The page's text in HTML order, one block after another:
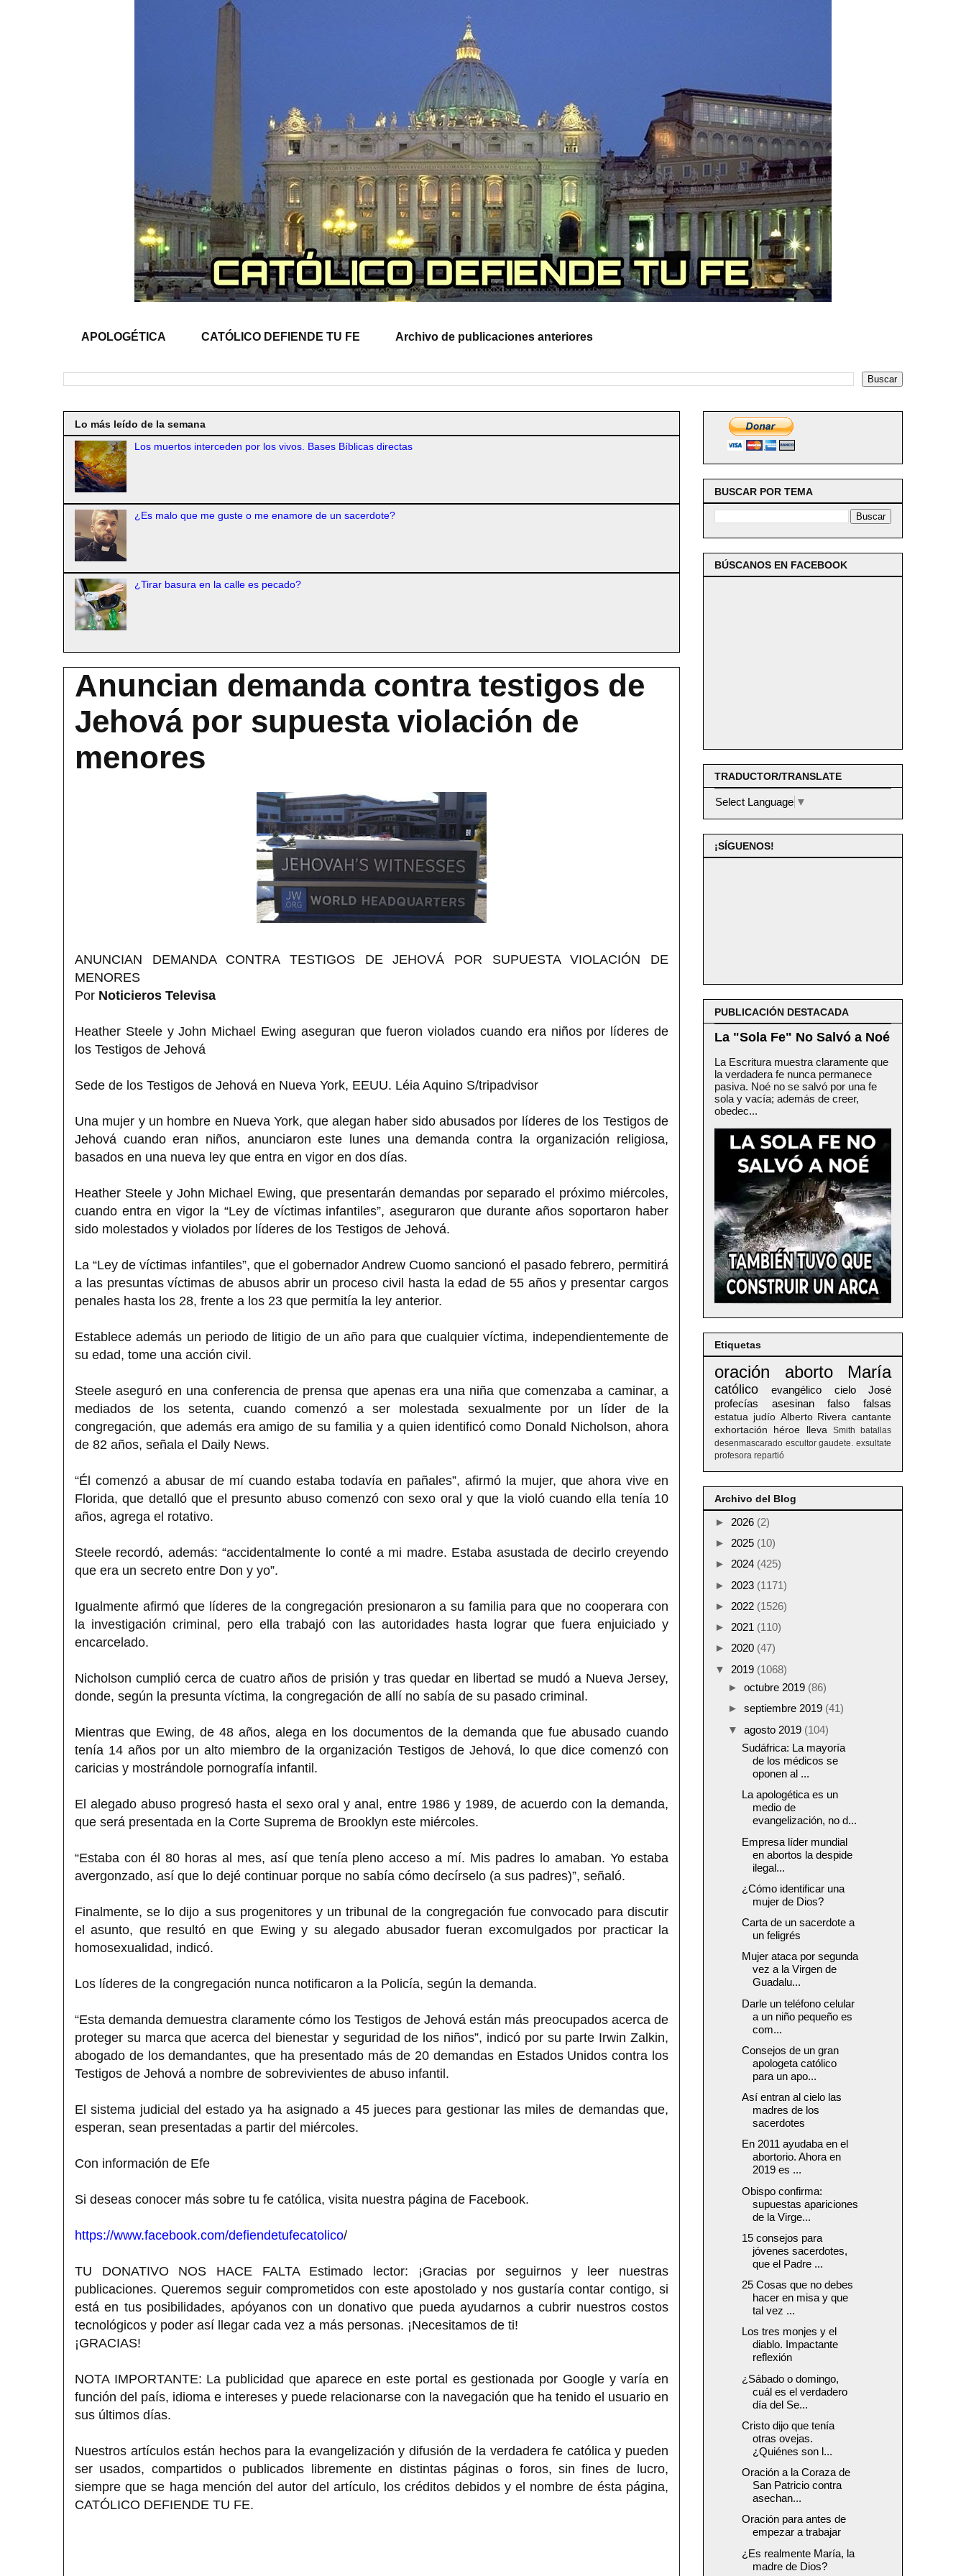
APOLOGÉTICA CATÓLICO DEFIENDE TU FE Archivo de publicaciones anteriores
Lo más leído de la semana
Los muertos interceden por los vivos. Bases Bíblicas directas
¿Es malo que me guste o me enamore de un sacerdote?
¿Tirar basura en la calle es pecado?
Anuncian demanda contra testigos de
Jehová por supuesta violación de
menores
ANUNCIAN DEMANDA CONTRA TESTIGOS DE JEHOVÁ POR SUPUESTA VIOLACIÓN DE
MENORES
Por Noticieros Televisa
Heather Steele y John Michael Ewing aseguran que fueron violados cuando era niños por líderes de
los Testigos de Jehová
Sede de los Testigos de Jehová en Nueva York, EEUU. Léia Aquino S/tripadvisor
Una mujer y un hombre en Nueva York, que alegan haber sido abusados por líderes de los Testigos de
Jehová cuando eran niños, anunciaron este lunes una demanda contra la organización religiosa,
basados en una nueva ley que entra en vigor en dos días.
Heather Steele y John Michael Ewing, que presentarán demandas por separado el próximo miércoles,
cuando entra en vigor la “Ley de víctimas infantiles”, aseguraron que durante años soportaron haber
sido molestados y violados por líderes de los Testigos de Jehová.
La “Ley de víctimas infantiles”, que el gobernador Andrew Cuomo sancionó el pasado febrero, permitirá
a las presuntas víctimas de abusos abrir un proceso civil hasta la edad de 55 años y presentar cargos
penales hasta los 28, frente a los 23 que permitía la ley anterior.
Establece además un periodo de litigio de un año para que cualquier víctima, independientemente de
su edad, tome una acción civil.
Steele aseguró en una conferencia de prensa que apenas era una niña que comenzaba a caminar, a
mediados de los setenta, cuando comenzó a ser molestada sexualmente por un líder de la
congregación, que además era amigo de su familia y a quien identificó como Donald Nicholson, ahora
de 82 años, señala el Daily News.
“Él comenzó a abusar de mí cuando estaba todavía en pañales”, afirmó la mujer, que ahora vive en
Florida, que detalló que el presunto abuso comenzó con sexo oral y que la violó cuando ella tenía 10
años, agrega el rotativo.
Steele recordó, además: “accidentalmente lo conté a mi madre. Estaba asustada de decirlo creyendo
que era un secreto entre Don y yo”.
Igualmente afirmó que líderes de la congregación presionaron a su familia para que no cooperara con
la investigación criminal, pero ella trabajó con las autoridades hasta lograr que fuera enjuiciado y
encarcelado.
Nicholson cumplió cerca de cuatro años de prisión y tras quedar en libertad se mudó a Nueva Jersey,
donde, según la presunta víctima, la congregación de allí no sabía de su pasado criminal.
Mientras que Ewing, de 48 años, alega en los documentos de la demanda que fue abusado cuando
tenía 14 años por un alto miembro de la organización Testigos de Jehová, lo que dice comenzó con
caricias y mostrándole pornografía infantil.
El alegado abuso progresó hasta el sexo oral y anal, entre 1986 y 1989, de acuerdo con la demanda,
que será presentada en la Corte Suprema de Brooklyn este miércoles.
“Estaba con él 80 horas al mes, así que tenía pleno acceso a mí. Mis padres lo amaban. Yo estaba
avergonzado, así que lo dejé continuar porque no sabía cómo decírselo (a sus padres)”, señaló.
Finalmente, se lo dijo a sus progenitores y un tribunal de la congregación fue convocado para discutir
el asunto, que resultó en que Ewing y su alegado abusador fueran excomulgados por practicar la
homosexualidad, indicó.
Los líderes de la congregación nunca notificaron a la Policía, según la demanda.
“Esta demanda demuestra claramente cómo los Testigos de Jehová están más preocupados acerca de
proteger su marca que acerca del bienestar y seguridad de los niños”, indicó por su parte Irwin Zalkin,
abogado de los demandantes, que ha presentado más de 20 demandas en Estados Unidos contra los
Testigos de Jehová a nombre de sobrevivientes de abuso infantil.
El sistema judicial del estado ya ha asignado a 45 jueces para gestionar las miles de demandas que,
esperan, sean presentadas a partir del miércoles.
Con información de Efe
Si deseas conocer más sobre tu fe católica, visita nuestra página de Facebook.
https://www.facebook.com/defiendetufecatolico/
TU DONATIVO NOS HACE FALTA Estimado lector: ¡Gracias por seguirnos y leer nuestras
publicaciones. Queremos seguir comprometidos con este apostolado y nos gustaría contar contigo, si
está en tus posibilidades, apóyanos con un donativo que pueda ayudarnos a cubrir nuestros costos
tecnológicos y poder así llegar cada vez a más personas. ¡Necesitamos de ti!
¡GRACIAS!
NOTA IMPORTANTE: La publicidad que aparece en este portal es gestionada por Google y varía en
función del país, idioma e intereses y puede relacionarse con la navegación que ha tenido el usuario en
sus últimos días.
Nuestros artículos están hechos para la evangelización y difusión de la verdadera fe católica y pueden
ser usados, compartidos o publicados libremente en distintas páginas o foros, sin fines de lucro,
siempre que se haga mención del autor del artículo, los créditos debidos y el nombre de ésta página,
CATÓLICO DEFIENDE TU FE.
BUSCAR POR TEMA
BÚSCANOS EN FACEBOOK
TRADUCTOR/TRANSLATE
Select Language ▼
¡SÍGUENOS!
PUBLICACIÓN DESTACADA
La "Sola Fe" No Salvó a Noé
La Escritura muestra claramente que
la verdadera fe nunca permanece
pasiva. Noé no se salvó por una fe
sola y vacía; además de creer,
obedec...
Etiquetas
oración aborto María
católico evangélico cielo
José
profecías
asesinan falso falsas
estatua judío Alberto Rivera cantante
exhortación
héroe lleva Smith
batallas
desenmascarado escultor gaudete. exsultate
profesora repartió
Archivo del Blog
► 2026 (2)
► 2025 (10)
► 2024 (425)
► 2023 (1171)
► 2022 (1526)
► 2021 (110)
► 2020 (47)
▼ 2019 (1068)
► octubre 2019 (86)
► septiembre 2019 (41)
▼ agosto 2019 (104)
Sudáfrica: La mayoría
de los médicos se
oponen al ...
La apologética es un
medio de
evangelización, no d...
Empresa líder mundial
en abortos la despide
ilegal...
¿Cómo identificar una
mujer de Dios?
Carta de un sacerdote a
un feligrés
Mujer ataca por segunda
vez a la Virgen de
Guadalu...
Darle un teléfono celular
a un niño pequeño es
com...
Consejos de un gran
apologeta católico
para un apo...
Así entran al cielo las
madres de los
sacerdotes
En 2011 ayudaba en el
abortorio. Ahora en
2019 es ...
Obispo confirma:
supuestas apariciones
de la Virge...
15 consejos para
jóvenes sacerdotes,
que el Padre ...
25 Cosas que no debes
hacer en misa y que
tal vez ...
Los tres monjes y el
diablo. Impactante
reflexión
¿Sábado o domingo,
cuál es el verdadero
día del Se...
Cristo dijo que tenía
otras ovejas.
¿Quiénes son l...
Oración a la Coraza de
San Patricio contra
asechan...
Oración para antes de
empezar a trabajar
¿Es realmente María, la
madre de Dios?